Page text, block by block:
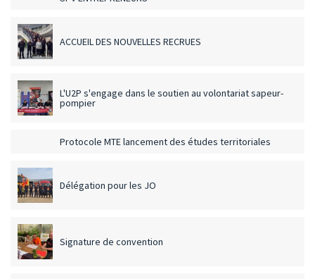
ACCUEIL DES NOUVELLES RECRUES
L'U2P s'engage dans le soutien au volontariat sapeur-
pompier
Protocole MTE lancement des études territoriales
Délégation pour les JO
Signature de convention